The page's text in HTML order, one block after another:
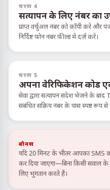
चरण 4
सत्यापन के लिए नंबर का
प्राप्त वर्चुअल नंबर को कॉपी करें
निर्दिष्ट फ़ोन नंबर फ़ील्ड में दर्ज करें।
चरण 5
अपना वेरिफिकेशन कोड
सेवा द्वारा सत्यापन संदेश भेजने के बाद
संबंधित सक्रिय नंबर के पास स्पष्ट रूप से
बोनस
यदि 20 मिनट के भीतर आपका SMS
कर दिया जाएगा—बिना किसी सवाल
लिए भुगतान करते हैं।